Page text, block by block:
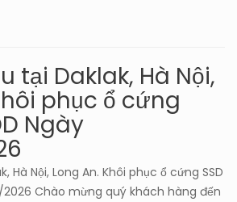
tại Daklak, Hà Nội,
phục ổ cứng
Ngày
Hà Nội, Long An. Khôi phục ổ cứng SSD
Chào mừng quý khách hàng đến